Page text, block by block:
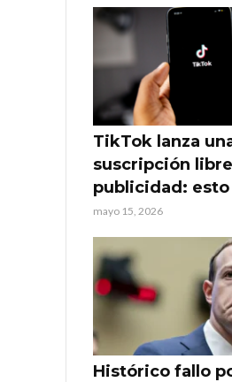
TikTok lanza
suscripción
publicidad:
mayo 15, 2026
Histórico fallo